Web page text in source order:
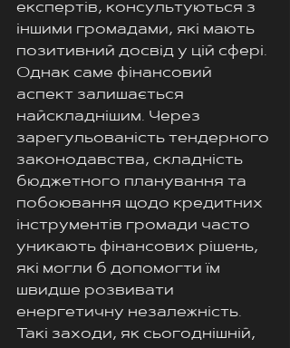
експертів, консультуються з
іншими громадами, які мають
позитивний досвід у цій сфері.
Однак саме фінансовий
аспект залишається
найскладнішим. Через
зарегульованість тендерного
законодавства, складність
бюджетного планування та
побоювання щодо кредитних
інструментів громади часто
уникають фінансових рішень,
які могли б допомогти їм
швидше розвивати
енергетичну незалежність.
Такі заходи, як сьогоднішній,